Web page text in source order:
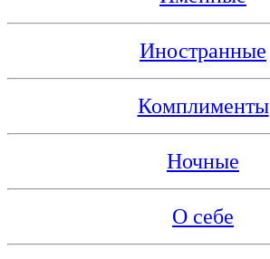
Иностранные
Комплименты
Ночные
О себе